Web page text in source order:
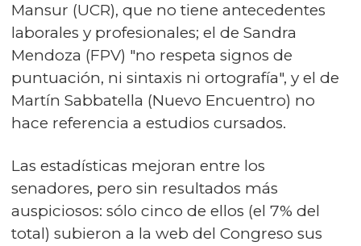
Mansur (UCR), que no tiene antecedentes
laborales y profesionales; el de Sandra
Mendoza (FPV) "no respeta signos de
puntuación, ni sintaxis ni ortografía", y el de
Martín Sabbatella (Nuevo Encuentro) no
hace referencia a estudios cursados.
Las estadísticas mejoran entre los
senadores, pero sin resultados más
auspiciosos: sólo cinco de ellos (el 7% del
total) subieron a la web del Congreso sus